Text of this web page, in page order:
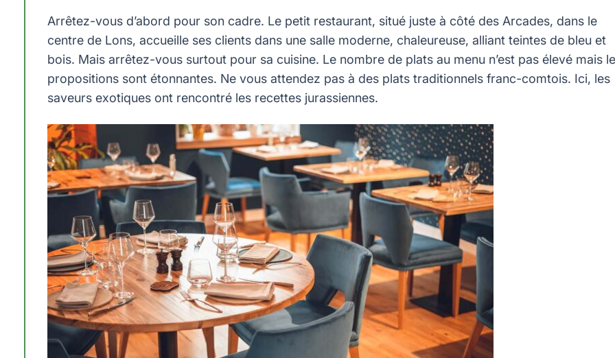
Arrêtez-vous d’abord pour son cadre. Le petit restaurant, situé juste à côté des Arcades, dans le
centre de Lons, accueille ses clients dans une salle moderne, chaleureuse, alliant teintes de bleu et
bois. Mais arrêtez-vous surtout pour sa cuisine. Le nombre de plats au menu n’est pas élevé mais
propositions sont étonnantes. Ne vous attendez pas à des plats traditionnels franc-comtois. Ici, les
saveurs exotiques ont rencontré les recettes jurassiennes.